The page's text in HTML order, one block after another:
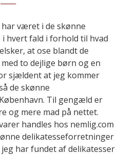
været i de skønne
hvert fald i forhold til hvad
at ose blandt de
to dejlige børn og en
sjældent at jeg kommer
de skønne
Til gengæld er
og mere mad på nettet.
handles hos nemlig.com
delikatesseforretninger
har fundet af delikatesser